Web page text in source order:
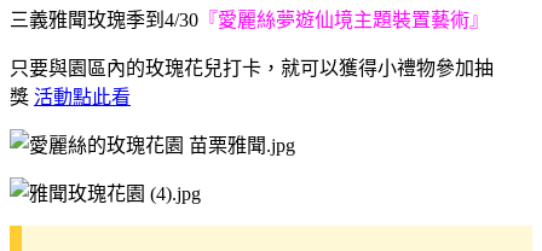
三義雅聞玫瑰季到4/30 『愛麗絲夢遊仙境主題裝置藝術』
只要與園區內的玫瑰花兒打卡，就可以獲得小禮物參加抽
獎 活動點此看